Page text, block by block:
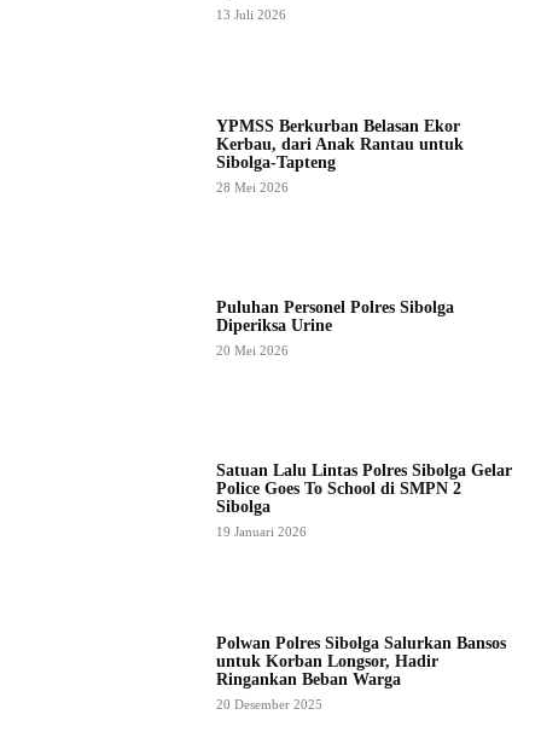
13 Juli 2026
YPMSS Berkurban Belasan Ekor
Kerbau, dari Anak Rantau untuk
Sibolga-Tapteng
28 Mei 2026
Puluhan Personel Polres Sibolga
Diperiksa Urine
20 Mei 2026
Satuan Lalu Lintas Polres Sibolga Gelar
Police Goes To School di SMPN 2
Sibolga
19 Januari 2026
Polwan Polres Sibolga Salurkan Bansos
untuk Korban Longsor, Hadir
Ringankan Beban Warga
20 Desember 2025